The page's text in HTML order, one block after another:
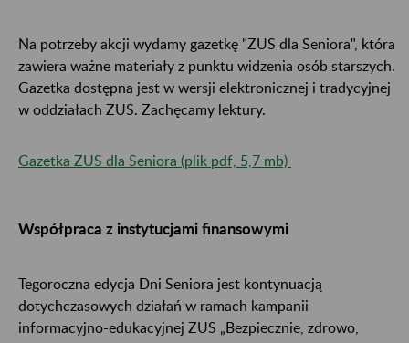
Na potrzeby akcji wydamy gazetkę "ZUS dla Seniora", która
zawiera ważne materiały z punktu widzenia osób starszych.
Gazetka dostępna jest w wersji elektronicznej i tradycyjnej
w oddziałach ZUS. Zachęcamy lektury.
Gazetka ZUS dla Seniora (plik pdf, 5,7 mb)
Współpraca z instytucjami finansowymi
Tegoroczna edycja Dni Seniora jest kontynuacją
dotychczasowych działań w ramach kampanii
informacyjno-edukacyjnej ZUS „Bezpiecznie, zdrowo,